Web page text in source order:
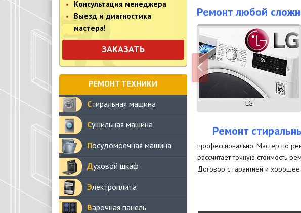
Консультация менеджера
Выезд и диагностика
мастера!
ЗАКАЗАТЬ
РЕМОНТ ТЕХНИКИ
Стиральная машина
Сушильная машина
Посудомоечная машина
Духовой шкаф
Электроплита
Варочная панель
Ремонт любой
LG
Ремонт
профессионально. Мастер по
рассчитает точную стоимость
Договор с гарантией и хорошее